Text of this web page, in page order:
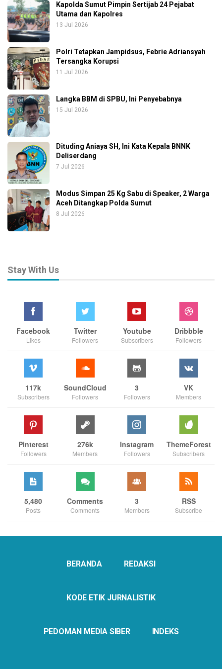
Kapolda Sumut Pimpin Sertijab 24 Pejabat
Utama dan Kapolres
13 Jul 2026
Polri Tetapkan Jampidsus, Febrie Adriansyah
Tersangka Korupsi
11 Jul 2026
Langka BBM di SPBU, Ini Penyebabnya
15 Jul 2026
Dituding Aniaya SH, Ini Kata Kepala BNNK
Deliserdang
7 Jul 2026
Modus Simpan 25 Kg Sabu di Speaker, 2 Warga
Aceh Ditangkap Polda Sumut
8 Jul 2026
Stay With Us
Facebook
Likes
Twitter
Followers
Youtube
Subscribers
Dribbble
Followers
117k
Subscribers
SoundCloud
Followers
3
Followers
VK
Members
Pinterest
Followers
276k
Members
Instagram
Followers
ThemeForest
Subscribers
5,480
Posts
Comments
Comments
3
Members
RSS
Subscribe
BERANDA REDAKSI
KODE ETIK JURNALISTIK
PEDOMAN MEDIA SIBER INDEKS